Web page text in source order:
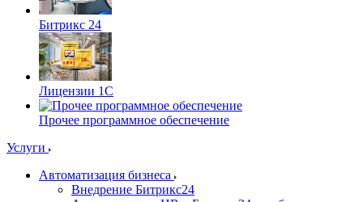
Битрикс 24
Лицензии 1С
Прочее программное обеспечение
Услуги
Автоматизация бизнеса
Внедрение Битрикс24